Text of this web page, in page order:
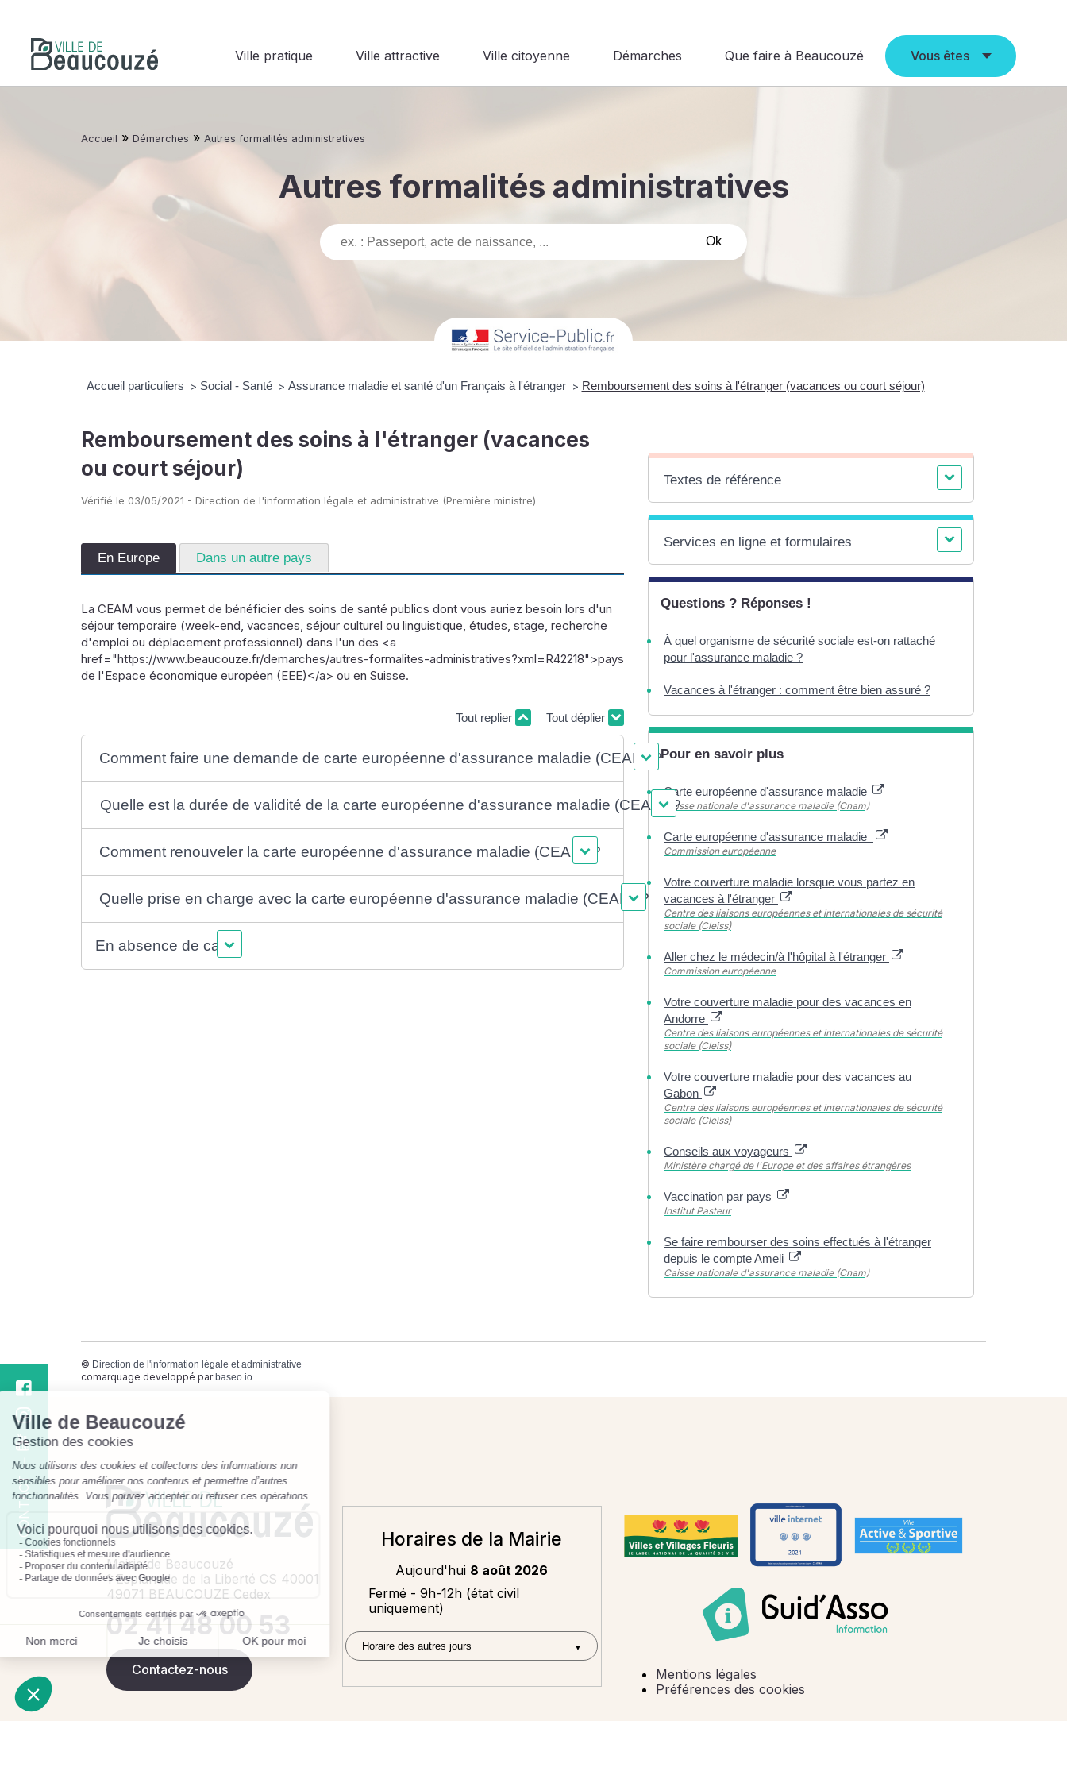
Ville pratique Ville attractive Ville citoyenne Démarches Que faire à Beaucouzé Vous êtes
CONTACT
Accueil » Démarches » Autres formalités administratives
Autres formalités administratives
Accueil particuliers > Social - Santé > Assurance maladie et santé d'un Français à l'étranger > Remboursement des soins à l'étranger (vacances ou court séjour)
Remboursement des soins à l'étranger (vacances
ou court séjour)
Vérifié le 03/05/2021 - Direction de l'information légale et administrative (Première ministre)
En Europe Dans un autre pays
La CEAM vous permet de bénéficier des soins de santé publics dont vous auriez besoin lors d'un
séjour temporaire (week-end, vacances, séjour culturel ou linguistique, études, stage, recherche
d'emploi ou déplacement professionnel) dans l'un des <a
href="https://www.beaucouze.fr/demarches/autres-formalites-administratives?xml=R42218">pays
de l'Espace économique européen (EEE)</a> ou en Suisse.
Tout replier Tout déplier
Comment faire une demande de carte européenne d'assurance maladie (CEAM) ?
Quelle est la durée de validité de la carte européenne d'assurance maladie (CEAM) ?
Comment renouveler la carte européenne d'assurance maladie (CEAM) ?
Quelle prise en charge avec la carte européenne d'assurance maladie (CEAM) ?
En absence de carte
Textes de référence
Services en ligne et formulaires
Questions ? Réponses !
À quel organisme de sécurité sociale est-on rattaché
pour l'assurance maladie ?
Vacances à l'étranger : comment être bien assuré ?
Pour en savoir plus
Carte européenne d'assurance maladie
Caisse nationale d'assurance maladie (Cnam)
Carte européenne d'assurance maladie
Commission européenne
Votre couverture maladie lorsque vous partez en
vacances à l'étranger
Centre des liaisons européennes et internationales de sécurité
sociale (Cleiss)
Aller chez le médecin/à l'hôpital à l'étranger
Commission européenne
Votre couverture maladie pour des vacances en
Andorre
Centre des liaisons européennes et internationales de sécurité
sociale (Cleiss)
Votre couverture maladie pour des vacances au
Gabon
Centre des liaisons européennes et internationales de sécurité
sociale (Cleiss)
Conseils aux voyageurs
Ministère chargé de l'Europe et des affaires étrangères
Vaccination par pays
Institut Pasteur
Se faire rembourser des soins effectués à l'étranger
depuis le compte Ameli
Caisse nationale d'assurance maladie (Cnam)
© Direction de l'information légale et administrative
comarquage developpé parbaseo.io
Mairie de Beaucouzé
1 Esplanade de la Liberté CS 40001
49071 BEAUCOUZE Cedex
02 41 48 00 53
Contactez-nous
Horaires de la Mairie
Aujourd'hui 8 août 2026
Fermé - 9h-12h (état civil
uniquement)
Mentions légales
Préférences des cookies